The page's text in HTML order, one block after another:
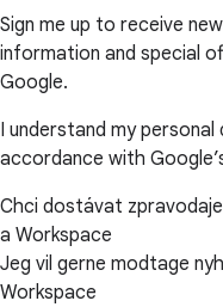
Sign me up to receive
information and special
Google.
I understand my
accordance with
Chci dostávat
a Workspace
Jeg vil gerne modtage
Workspace